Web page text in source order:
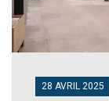
28 AVRIL 2025